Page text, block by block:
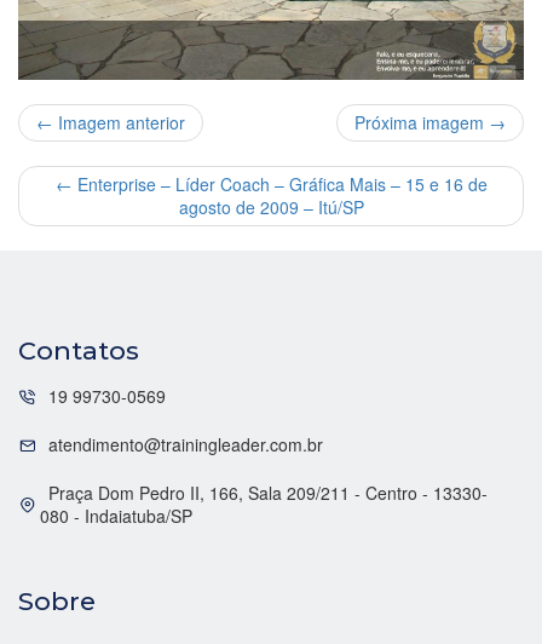
← Imagem anterior Próxima imagem →
← Enterprise – Líder Coach – Gráfica Mais – 15 e 16 de
agosto de 2009 – Itú/SP
Contatos
19 99730-0569
atendimento@trainingleader.com.br
Praça Dom Pedro II, 166, Sala 209/211 - Centro - 13330-
080 - Indaiatuba/SP
Sobre